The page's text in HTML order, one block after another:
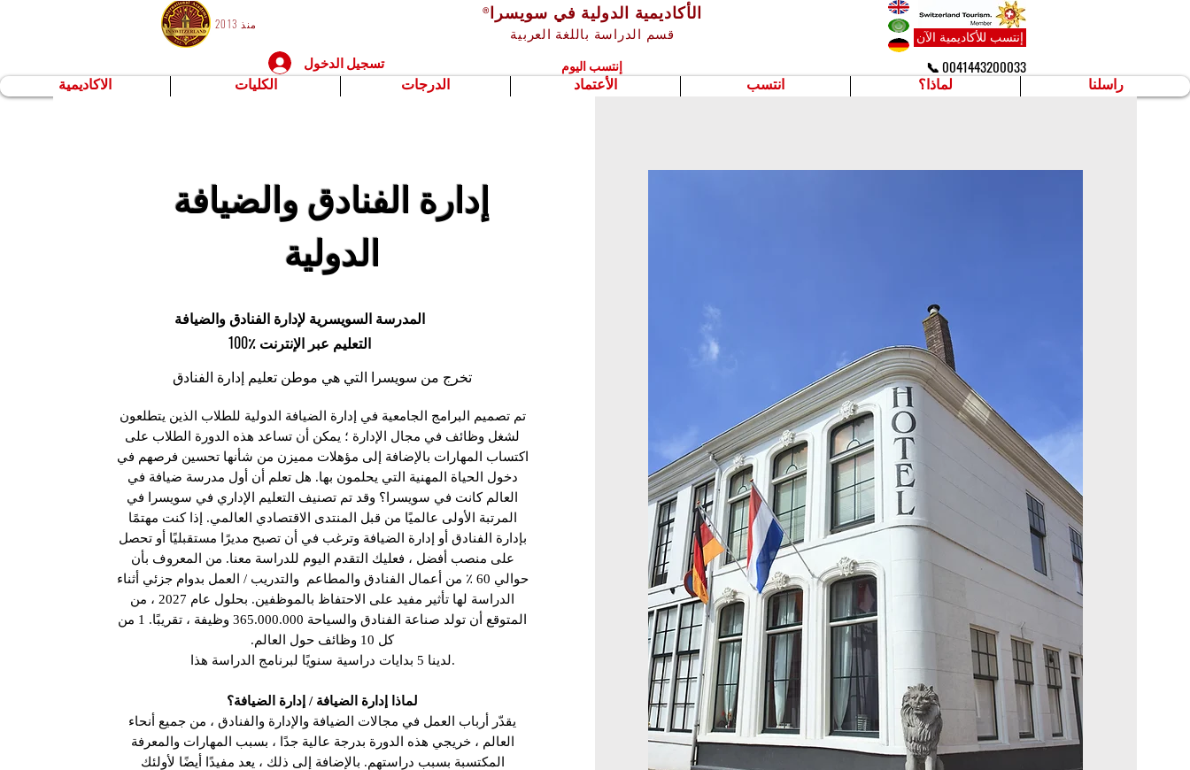
منذ 2013
الأكاديمية الدولية في سويسرا®
قسم الدراسة باللغة العربية
تسجيل الدخول
إنتسب اليوم
إنتسب للأكاديمية الآن
📞 0041443200033
الاكاديمية الكليات الدرجات الأعتماد انتسب لماذا؟ راسلنا
إدارة الفنادق والضيافة
الدولية
المدرسة السويسرية لإدارة الفنادق والضيافة
100٪ التعليم عبر الإنترنت
تخرج من سويسرا التي هي موطن تعليم إدارة الفنادق
تم تصميم البرامج الجامعية في إدارة الضيافة الدولية للطلاب الذين يتطلعون
لشغل وظائف في مجال الإدارة ؛ يمكن أن تساعد هذه الدورة الطلاب على
اكتساب المهارات بالإضافة إلى مؤهلات مميزن من شأنها تحسين فرصهم في
دخول الحياة المهنية التي يحلمون بها. هل تعلم أن أول مدرسة ضيافة في
العالم كانت في سويسرا؟ وقد تم تصنيف التعليم الإداري في سويسرا في
المرتبة الأولى عالميًا من قبل المنتدى الاقتصادي العالمي. إذا كنت مهتمًا
بإدارة الفنادق أو إدارة الضيافة وترغب في أن تصبح مديرًا مستقبليًا أو تحصل
على منصب أفضل ، فعليك التقدم اليوم للدراسة معنا. من المعروف بأن
حوالي 60 ٪ من أعمال الفنادق والمطاعم والتدريب / العمل بدوام جزئي أثناء
الدراسة لها تأثير مفيد على الاحتفاظ بالموظفين. بحلول عام 2027 ، من
المتوقع أن تولد صناعة الفنادق والسياحة 365.000.000 وظيفة ، تقريبًا. 1 من
كل 10 وظائف حول العالم.
لدينا 5 بدايات دراسية سنويًا لبرنامج الدراسة هذا.
لماذا إدارة الضيافة / إدارة الضيافة؟
يقدّر أرباب العمل في مجالات الضيافة والإدارة والفنادق ، من جميع أنحاء
العالم ، خريجي هذه الدورة بدرجة عالية جدًا ، بسبب المهارات والمعرفة
المكتسبة بسبب دراستهم. بالإضافة إلى ذلك ، يعد مفيدًا أيضًا لأولئك